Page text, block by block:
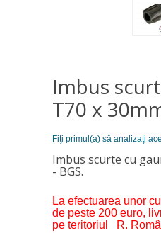
Imbus
T70 x
Fiţi primul(a) să analizaţi
Imbus scurte cu
- BGS.
La efectuarea unor
de peste 200 euro,
pe teritoriul R.